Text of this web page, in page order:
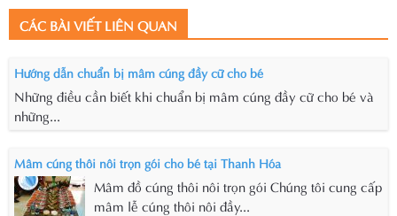
CÁC BÀI VIẾT LIÊN QUAN
Hướng dẫn chuẩn bị mâm cúng đầy cữ cho bé
Những điều cần biết khi chuẩn bị mâm cúng đầy cữ cho bé và
những...
Mâm cúng thôi nôi trọn gói cho bé tại Thanh Hóa
Mâm đồ cúng thôi nôi trọn gói Chúng tôi cung cấp
mâm lễ cúng thôi nôi đầy...